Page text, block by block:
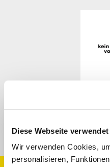
Diese Webseite
Wir verwenden Cookies,
personalisieren,
Artikel Nr.